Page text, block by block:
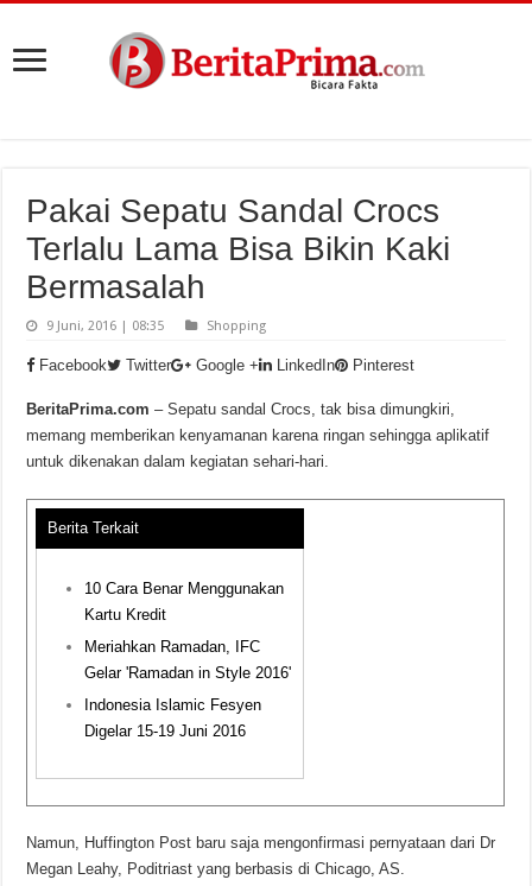
Pakai Sepatu Sandal Crocs
Terlalu Lama Bisa Bikin Kaki
Bermasalah
9 Juni, 2016 | 08:35 Shopping
Facebook Twitter Google + LinkedIn Pinterest
BeritaPrima.com – Sepatu sandal Crocs, tak bisa dimungkiri,
memang memberikan kenyamanan karena ringan sehingga aplikatif
untuk dikenakan dalam kegiatan sehari-hari.
Berita Terkait
10 Cara Benar Menggunakan
Kartu Kredit
Meriahkan Ramadan, IFC
Gelar 'Ramadan in Style 2016'
Indonesia Islamic Fesyen
Digelar 15-19 Juni 2016
Namun, Huffington Post baru saja mengonfirmasi pernyataan dari Dr
Megan Leahy, Poditriast yang berbasis di Chicago, AS.